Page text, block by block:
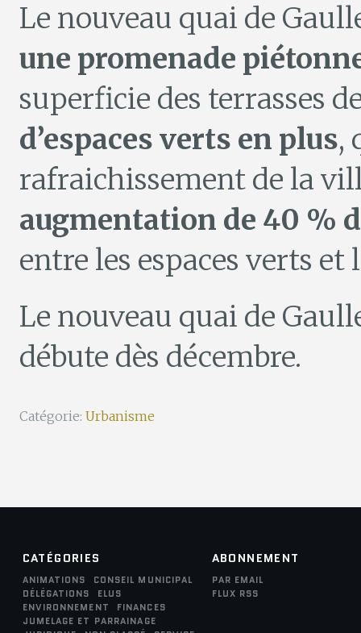
Le nouveau quai de
une promenade
superficie des terrasses
d’espaces verts en plus,
rafraichissement de la
augmentation de 40 %
entre les espaces verts
Le nouveau quai de
débute dès décembre.
Catégorie: Urbanisme
CATÉGORIES
ANIMATIONS
CONSEIL MUNICIPAL
DÉLÉGATIONS
ELUS
ENVIRONNEMENT
FINANCES
JUMELAGE ET PARRAINAGE
ABONNEMENT
PAR EMAIL
FLUX RSS